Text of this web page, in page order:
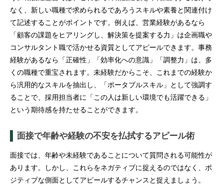
なく、新しい職種で求められるであろうスキルや素養と関連付け
て記述することがポイントです。例えば、営業経験があるなら
「顧客の課題をヒアリングし、解決策を提案する力」は企画職や
コンサルタント職で活かせる資質としてアピールできます。事務
経験があるなら「正確性」「効率化への意識」「調整力」は、多
くの職種で重宝されます。未経験だからこそ、これまでの経験か
ら汎用的なスキルを抽出し、「ポータブルスキル」として強調す
ることで、採用担当者に「この人は新しい環境でも活躍できる」
という期待感を持たせることができます。
面接で年齢や経験の不安を払拭するアピール術
面接では、年齢や未経験であることについて質問される可能性が
あります。しかし、これらをネガティブに捉えるのではなく、ポ
ジティブな側面としてアピールするチャンスと捉えましょう。